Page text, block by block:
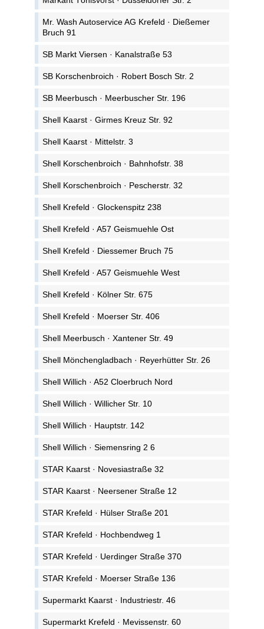
Mr. Wash Autoservice AG Krefeld · Dießemer
Bruch 91
SB Markt Viersen · Kanalstraße 53
SB Korschenbroich · Robert Bosch Str. 2
SB Meerbusch · Meerbuscher Str. 196
Shell Kaarst · Girmes Kreuz Str. 92
Shell Kaarst · Mittelstr. 3
Shell Korschenbroich · Bahnhofstr. 38
Shell Korschenbroich · Pescherstr. 32
Shell Krefeld · Glockenspitz 238
Shell Krefeld · A57 Geismuehle Ost
Shell Krefeld · Diessemer Bruch 75
Shell Krefeld · A57 Geismuehle West
Shell Krefeld · Kölner Str. 675
Shell Krefeld · Moerser Str. 406
Shell Meerbusch · Xantener Str. 49
Shell Mönchengladbach · Reyerhütter Str. 26
Shell Willich · A52 Cloerbruch Nord
Shell Willich · Willicher Str. 10
Shell Willich · Hauptstr. 142
Shell Willich · Siemensring 2 6
STAR Kaarst · Novesiastraße 32
STAR Kaarst · Neersener Straße 12
STAR Krefeld · Hülser Straße 201
STAR Krefeld · Hochbendweg 1
STAR Krefeld · Uerdinger Straße 370
STAR Krefeld · Moerser Straße 136
Supermarkt Kaarst · Industriestr. 46
Supermarkt Krefeld · Mevissenstr. 60